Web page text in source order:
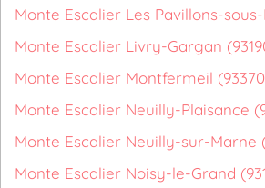
Monte Escalier Les Pavillons-
Monte Escalier Livry-Gargan
Monte Escalier Montfermeil
Monte Escalier Neuilly-Plaisance
Monte Escalier Neuilly-sur-Marne
Monte Escalier Noisy-le-Grand